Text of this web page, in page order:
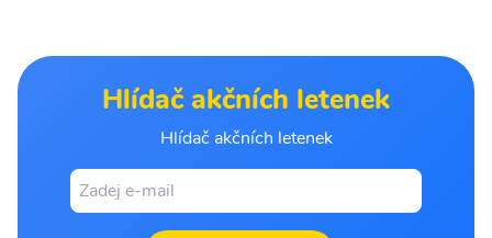
Hlídač akčních letenek
Hlídač akčních letenek